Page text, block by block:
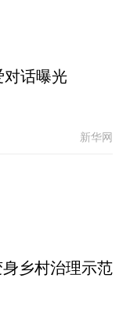
话曝光
新华网
身乡村治理示范